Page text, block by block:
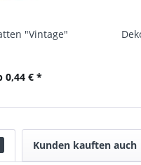
"Vintage"
0,44 € *
Kunden kauften auch